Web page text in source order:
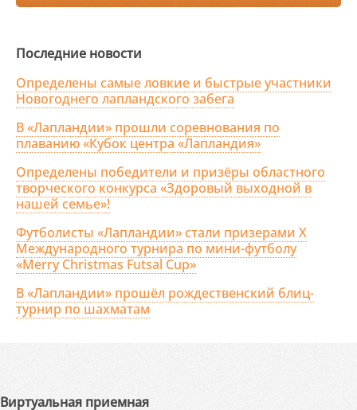
Последние новости
Определены самые ловкие и быстрые участники
Новогоднего лапландского забега
В «Лапландии» прошли соревнования по
плаванию «Кубок центра «Лапландия»
Определены победители и призёры областного
творческого конкурса «Здоровый выходной в
нашей семье»!
Футболисты «Лапландии» стали призерами X
Международного турнира по мини-футболу
«Merry Christmas Futsal Cup»
В «Лапландии» прошёл рождественский блиц-
турнир по шахматам
Виртуальная приемная